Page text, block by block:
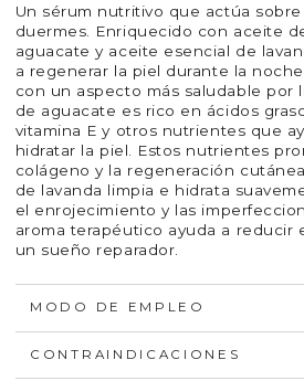
Un sérum nutritivo que actúa
duermes. Enriquecido con aceite
aguacate y aceite esencial de
a regenerar la piel durante la
con un aspecto más saludable por
de aguacate es rico en ácidos
vitamina E y otros nutrientes que
hidratar la piel. Estos nutrientes
colágeno y la regeneración
de lavanda limpia e hidrata
el enrojecimiento y las
aroma terapéutico ayuda a reducir
un sueño reparador.
MODO DE EMPLEO
CONTRAINDICACIONES